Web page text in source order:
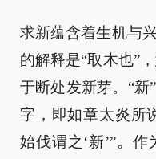
求新蕴含着生机与
的解释是“取木也”
于断处发新芽。“新
字，即如章太炎所
始伐谓之‘新’”。